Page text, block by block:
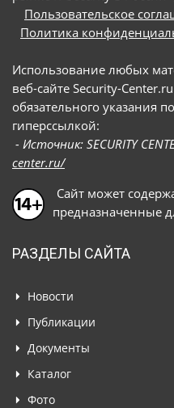
Пользовательское
Политика
Использование любых
веб-сайте Security-
обязательного указания
гиперссылкой:
- Источник: SECURITY
center.ru/
Сайт может
предназначенные
РАЗДЕЛЫ САЙТА
Новости
Публикации
Документы
Каталог
Фото